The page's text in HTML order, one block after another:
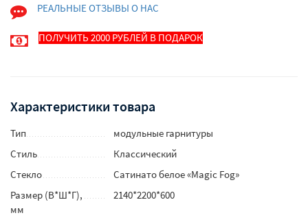
РЕАЛЬНЫЕ ОТЗЫВЫ О НАС
ПОЛУЧИТЬ 2000 РУБЛЕЙ В ПОДАРОК
Характеристики товара
Тип
модульные гарнитуры
Стиль
Классический
Стекло
Сатинато белое «Magic Fog»
Размер (В*Ш*Г),
мм
2140*2200*600